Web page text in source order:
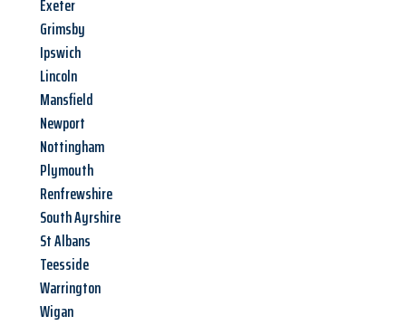
Exeter
Grimsby
Ipswich
Lincoln
Mansfield
Newport
Nottingham
Plymouth
Renfrewshire
South Ayrshire
St Albans
Teesside
Warrington
Wigan